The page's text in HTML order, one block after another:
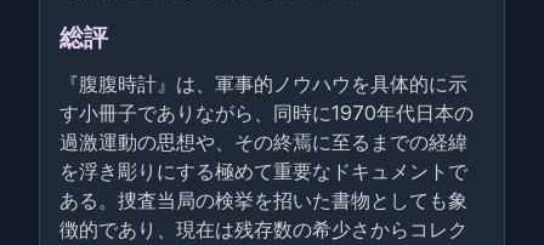
総評
『腹腹時計』は、軍事的ノウハウを具体的に示
す小冊子でありながら、同時に1970年代日本の
過激運動の思想や、その終焉に至るまでの経緯
を浮き彫りにする極めて重要なドキュメントで
ある。捜査当局の検挙を招いた書物としても象
徴的であり、現在は残存数の希少さからコレク